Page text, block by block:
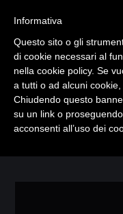
Informativa
Questo sito o gli
di cookie necessari al
nella cookie policy. Se
a tutti o ad alcuni
Chiudendo questo
su un link o
acconsenti all’uso dei